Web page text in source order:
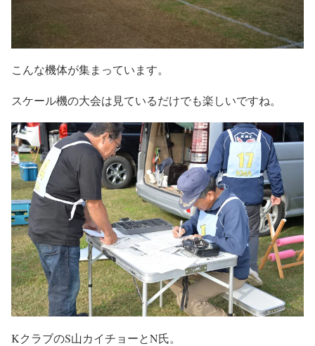
こんな機体が集まっています。
スケール機の大会は見ているだけでも楽しいですね。
KクラブのS山カイチョーとN氏。